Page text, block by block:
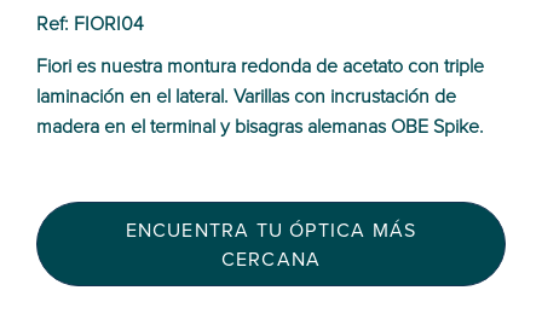
Ref: FIORI04
Fiori es nuestra montura redonda de acetato con triple
laminación en el lateral. Varillas con incrustación de
madera en el terminal y bisagras alemanas OBE Spike.
ENCUENTRA TU ÓPTICA MÁS
CERCANA